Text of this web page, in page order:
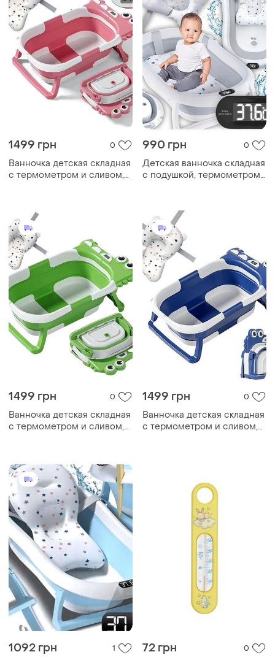
1499 грн 0
Ванночка детская складная
с термометром и сливом,
990 грн 0
Детская ванночка складная
с подушкой, термометром
1499 грн 0
Ванночка детская складная
с термометром и сливом,
1499 грн 0
Ванночка детская складная
с термометром и сливом,
1092 грн 1 72 грн 0